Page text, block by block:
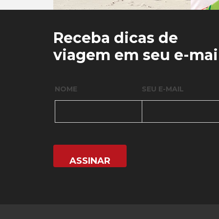
0 0
Receba dicas de
viagem em seu e-
NOME SEU E-MAIL